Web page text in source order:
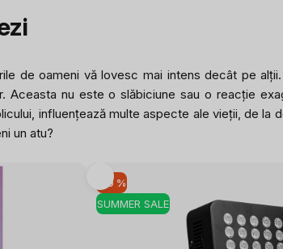
de oameni vă lovesc mai intens decât pe
nu este o slăbiciune sau o reacție
influențează multe aspecte ale vieții, de la
un atu?
SUMMER SALE
-10 %